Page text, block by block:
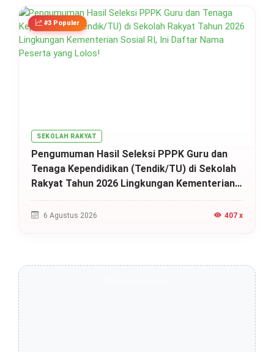
#3 Populer
SEKOLAH RAKYAT
Pengumuman Hasil Seleksi PPPK Guru dan
Tenaga Kependidikan (Tendik/TU) di Sekolah
Rakyat Tahun 2026 Lingkungan Kementerian
Sosial RI, Ini Daftar Nama Peserta yang Lolos!
6 Agustus 2026 407 x